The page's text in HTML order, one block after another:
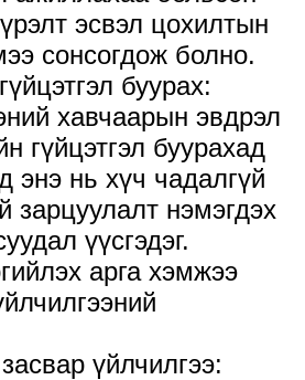
эсвэл цохилтын
сонсогдож болно.
буурах:
хавчаарын эвдрэл
гүйцэтгэл буурахад
энэ нь хүч чадалгүй
зарцуулалт нэмэгдэх
үүсгэдэг.
арга хэмжээ
үйлчилгээ: